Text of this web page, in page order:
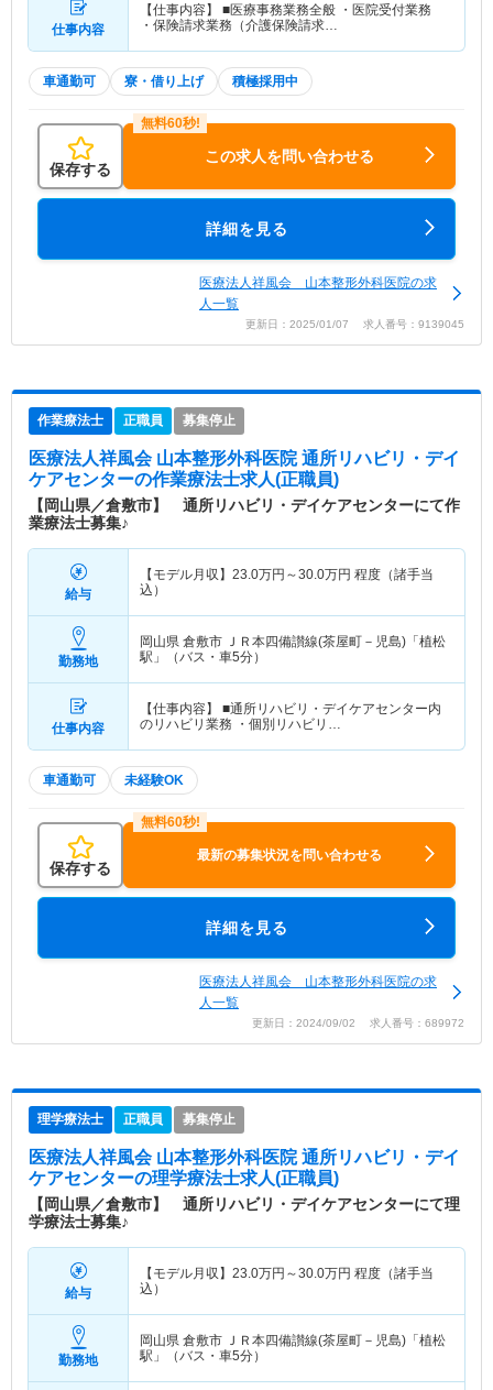
仕事内容
【仕事内容】 ■医療事務業務全般 ・医院受付業務
・保険請求業務（介護保険請求…
車通勤可 寮・借り上げ 積極採用中
保存する
この求人を問い合わせる
詳細を見る
医療法人祥風会 山本整形外科医院の求
人一覧
更新日：2025/01/07 求人番号：9139045
作業療法士 正職員 募集停止
医療法人祥風会 山本整形外科医院 通所リハビリ・デイ
ケアセンターの作業療法士求人(正職員)
【岡山県／倉敷市】 通所リハビリ・デイケアセンターにて作
業療法士募集♪
給与
【モデル月収】 23.0万円～30.0万円 程度（諸手当
込）
勤務地
岡山県 倉敷市
ＪＲ本四備讃線(茶屋町－児島)「植松
駅」（バス・車5分）
仕事内容
【仕事内容】 ■通所リハビリ・デイケアセンター内
のリハビリ業務 ・個別リハビリ…
車通勤可 未経験OK
保存する
最新の募集状況を問い合わせる
詳細を見る
医療法人祥風会 山本整形外科医院の求
人一覧
更新日：2024/09/02 求人番号：689972
理学療法士 正職員 募集停止
医療法人祥風会 山本整形外科医院 通所リハビリ・デイ
ケアセンターの理学療法士求人(正職員)
【岡山県／倉敷市】 通所リハビリ・デイケアセンターにて理
学療法士募集♪
給与
【モデル月収】 23.0万円～30.0万円 程度（諸手当
込）
勤務地
岡山県 倉敷市
ＪＲ本四備讃線(茶屋町－児島)「植松
駅」（バス・車5分）